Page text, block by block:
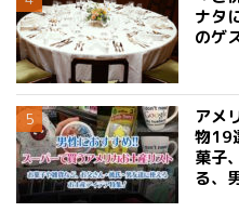
ナタ
のゲ
アメ
物19
菓子
る、